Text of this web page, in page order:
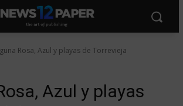
Rosa, Azul y playas de Torrevieja
Azul y playas